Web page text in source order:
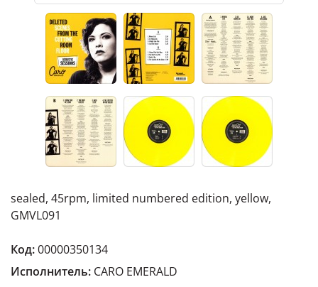
sealed, 45rpm, limited numbered edition, yellow,
GMVL091
Код:00000350134
Исполнитель: CARO EMERALD